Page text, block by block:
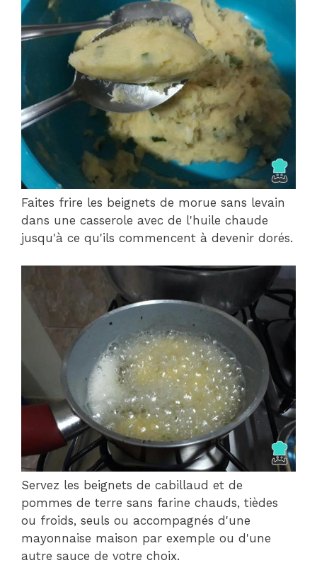
Faites frire les beignets de morue sans levain
dans une casserole avec de l'huile chaude
jusqu'à ce qu'ils commencent à devenir dorés.
Servez les beignets de cabillaud et de
pommes de terre sans farine chauds, tièdes
ou froids, seuls ou accompagnés d'une
mayonnaise maison par exemple ou d'une
autre sauce de votre choix.